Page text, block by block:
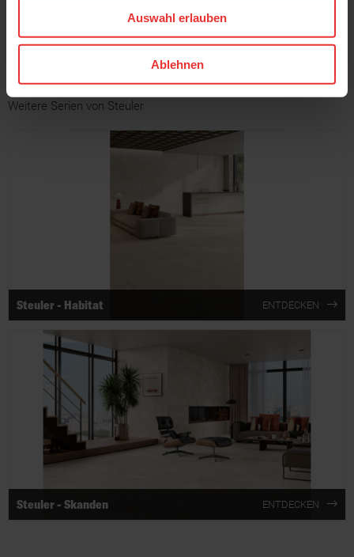
Auswahl erlauben
Ablehnen
Weitere Serien von Steuler
Steuler - Habitat ENTDECKEN
Steuler - Skanden ENTDECKEN